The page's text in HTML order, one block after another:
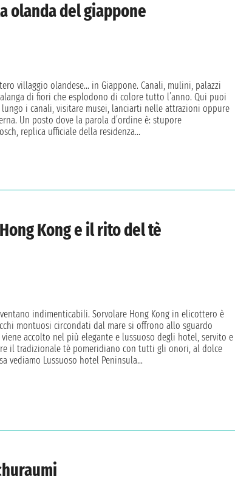
olanda del giappone
villaggio olandese… in Giappone. Canali, mulini, palazzi
di fiori che esplodono di colore tutto l’anno. Qui puoi
i canali, visitare musei, lanciarti nelle attrazioni oppure
Un posto dove la parola d’ordine è: stupore
replica ufficiale della residenza...
Kong e il rito del tè
indimenticabili. Sorvolare Hong Kong in elicottero è
montuosi circondati dal mare si offrono allo sguardo
accolto nel più elegante e lussuoso degli hotel, servito e
il tradizionale tè pomeridiano con tutti gli onori, al dolce
vediamo Lussuoso hotel Peninsula...